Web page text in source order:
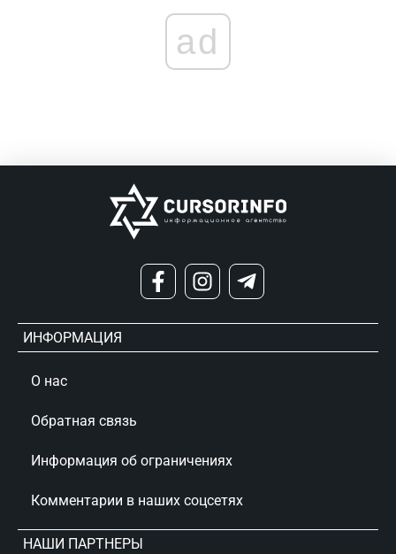
ad
ИНФОРМАЦИЯ
О нас
Обратная связь
Информация об ограничениях
Комментарии в наших соцсетях
НАШИ ПАРТНЕРЫ